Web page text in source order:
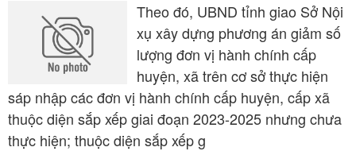
Theo đó, UBND tỉnh giao Sở Nội
xụ xây dựng phương án giảm số
lượng đơn vị hành chính cấp
huyện, xã trên cơ sở thực hiện
sáp nhập các đơn vị hành chính cấp huyện, cấp xã
thuộc diện sắp xếp giai đoạn 2023-2025 nhưng chưa
thực hiện; thuộc diện sắp xếp g